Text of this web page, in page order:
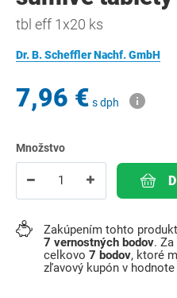
tbl eff 1x20 ks
Dr. B. Scheffler Nachf. GmbH
7,96 € s dph
Množstvo
Zakúpením tohto
7 vernostných bodov.
celkovo 7 bodov, ktoré
zľavový kupón v hodnote